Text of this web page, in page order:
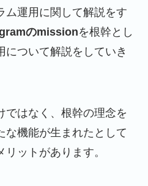
ム運用に関して解説をす
のmissionを根幹とし
について解説をしていき
ではなく、根幹の理念を
な機能が生まれたとして
ットがあります。